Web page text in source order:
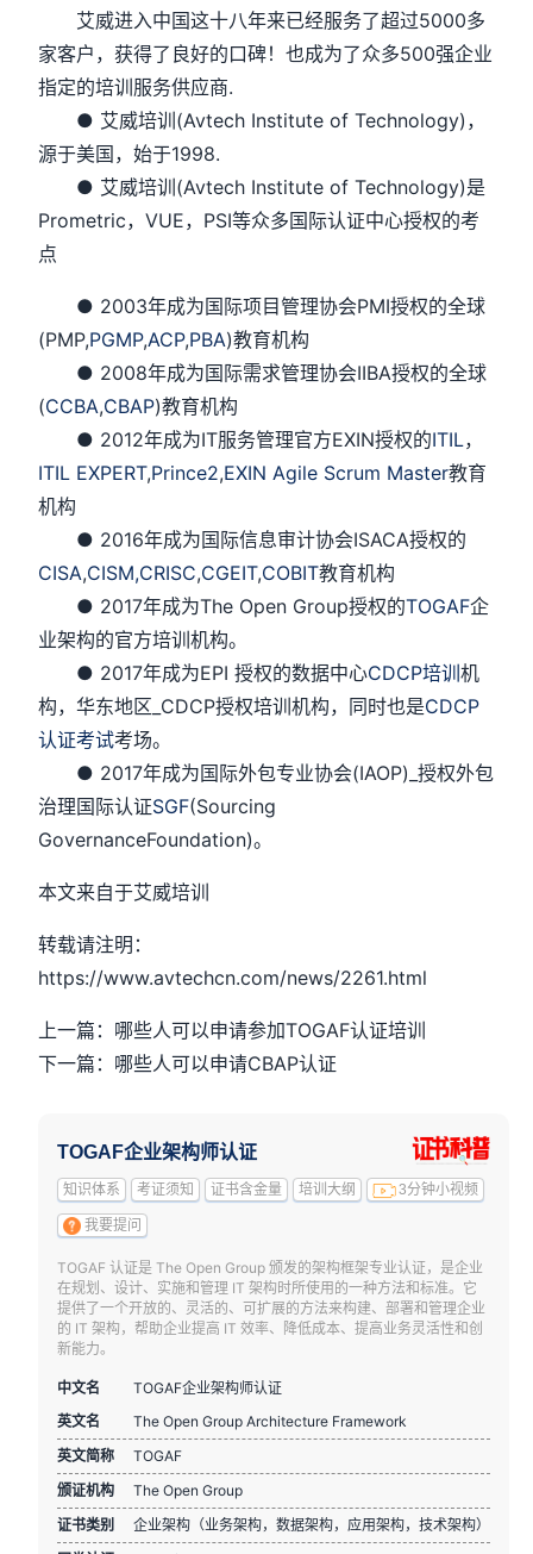
艾威进入中国这十八年来已经服务了超过5000多
家客户，获得了良好的口碑！也成为了众多500强企业
指定的培训服务供应商.
● 艾威培训(Avtech Institute of Technology)，
源于美国，始于1998.
● 艾威培训(Avtech Institute of Technology)是
Prometric，VUE，PSI等众多国际认证中心授权的考
点
● 2003年成为国际项目管理协会PMI授权的全球
(PMP,PGMP,ACP,PBA)教育机构
● 2008年成为国际需求管理协会IIBA授权的全球
(CCBA,CBAP)教育机构
● 2012年成为IT服务管理官方EXIN授权的ITIL，
ITIL EXPERT,Prince2,EXIN Agile Scrum Master教育
机构
● 2016年成为国际信息审计协会ISACA授权的
CISA,CISM,CRISC,CGEIT,COBIT教育机构
● 2017年成为The Open Group授权的TOGAF企
业架构的官方培训机构。
● 2017年成为EPI 授权的数据中心CDCP培训机
构，华东地区_CDCP授权培训机构，同时也是CDCP
认证考试考场。
● 2017年成为国际外包专业协会(IAOP)_授权外包
治理国际认证SGF(Sourcing
GovernanceFoundation)。
本文来自于艾威培训
转载请注明：
https://www.avtechcn.com/news/2261.html
上一篇：哪些人可以申请参加TOGAF认证培训
下一篇：哪些人可以申请CBAP认证
TOGAF企业架构师认证
知识体系 考证须知 证书含金量 培训大纲 3分钟小视频
我要提问
TOGAF 认证是 The Open Group 颁发的架构框架专业认证，是企业
在规划、设计、实施和管理 IT 架构时所使用的一种方法和标准。它
提供了一个开放的、灵活的、可扩展的方法来构建、部署和管理企业
的 IT 架构，帮助企业提高 IT 效率、降低成本、提高业务灵活性和创
新能力。
中文名
TOGAF企业架构师认证
英文名
The Open Group Architecture Framework
英文简称
TOGAF
颁证机构
The Open Group
证书类别
企业架构（业务架构，数据架构，应用架构，技术架构）